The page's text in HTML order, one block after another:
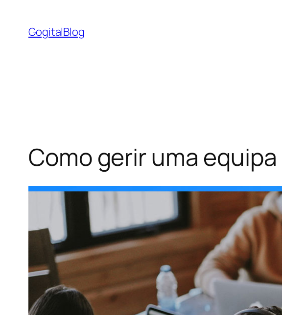
GogitalBlog
Como gerir uma